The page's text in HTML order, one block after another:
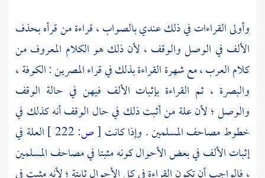
وأولى القراءات في ذلك عندي بالصواب ، قراءة من قرأه بحذف
الألف في الوصل والوقف ، لأن ذلك هو الكلام المعروف من
كلام العرب ، مع شهرة القراءة بذلك فيقراء المصرين:الكوفة ،
والبصرة ، ثم القراءة بإثبات الألف فيهن في حالة الوقف
والوصل ؛ لأن علة من أثبت ذلك في حال الوقف أنه كذلك في
خطوط مصاحف المسلمين . وإذا كانت [ص:
العلة في
إثبات الألف في بعض الأحوال كونه مثبتا في مصاحف المسلمين